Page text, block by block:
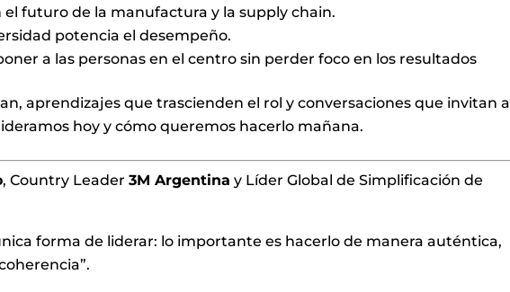
el futuro de la manufactura y la supply chain.
potencia el desempeño.
a las personas en el centro sin perder foco en los resultados
aprendizajes que trascienden el rol y conversaciones que invitan a
hoy y cómo queremos hacerlo mañana.
, Country Leader3M Argentina y Líder Global de Simplificación de
forma de liderar: lo importante es hacerlo de manera auténtica,